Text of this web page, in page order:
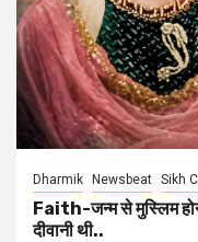
Dharmik Newsbeat Sikh
Faith-जन्म से मुस्लिम
दीवानी थी..